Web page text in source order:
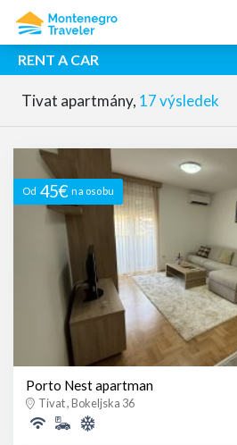
RENT A CAR
Tivat apartmány, 17 výsledek
Od 45€ na osobu
Porto Nest apartman
Tivat , Bokeljska 36